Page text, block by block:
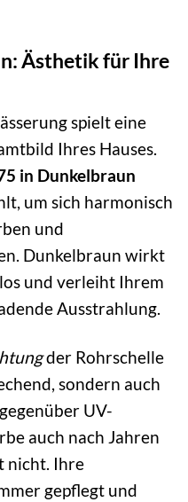
Ästhetik für Ihre
spielt eine
Ihres Hauses.
in Dunkelbraun
um sich harmonisch
und
Dunkelbraun wirkt
und verleiht Ihrem
Ausstrahlung.
der Rohrschelle
sondern auch
UV-
auch nach Jahren
nicht. Ihre
gepflegt und